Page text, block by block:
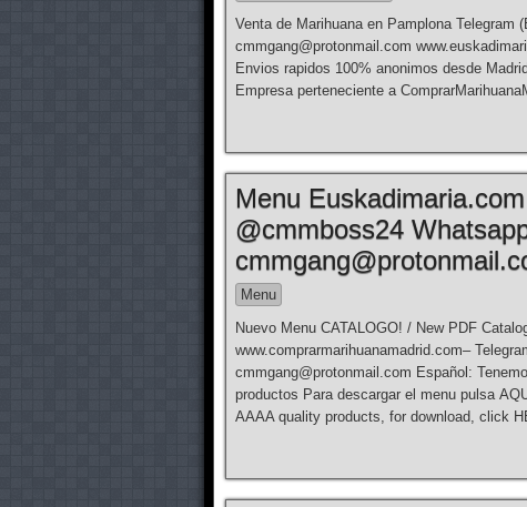
Venta de Marihuana en Pamplona Telegram
cmmgang@protonmail.com
Envios rapidos 100% anonimos desde
Empresa perteneciente a
Menu
@cmmboss24
Menu
Nuevo Menu CATALOGO! / New PDF
www.comprarmarihuanamadrid.com–
cmmgang@protonmail.com Español:
productos Para descargar el menu pulsa
AAAA quality products, for download, click